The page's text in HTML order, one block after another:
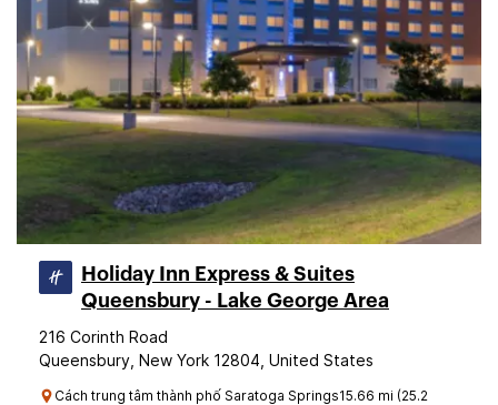
Holiday Inn Express & Suites
Queensbury - Lake George Area
216 Corinth Road
Queensbury, New York 12804, United States
Cách trung tâm thành phố Saratoga Springs15.66 mi (25.2